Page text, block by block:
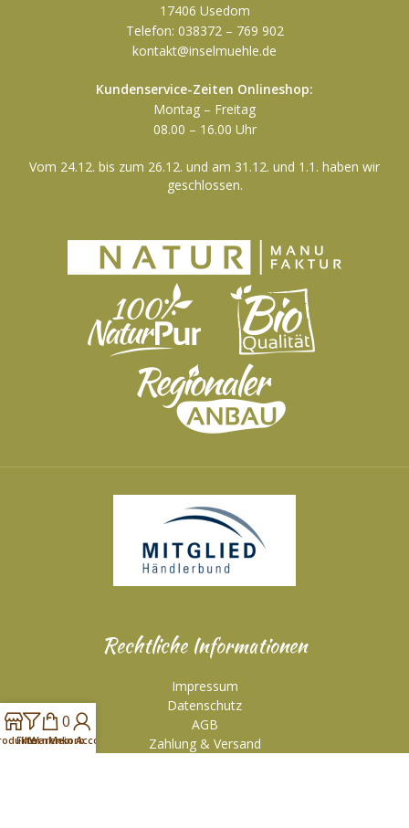
17406 Usedom
Telefon: 038372 – 769 902
kontakt@inselmuehle.de
Kundenservice-Zeiten Onlineshop:
Montag – Freitag
08.00 – 16.00 Uhr
Vom 24.12. bis zum 26.12. und am 31.12. und 1.1. haben wir
geschlossen.
Rechtliche Informationen
Impressum
Datenschutz
AGB
Zahlung & Versand
Filtern
0
Warenkorb
Mein Account